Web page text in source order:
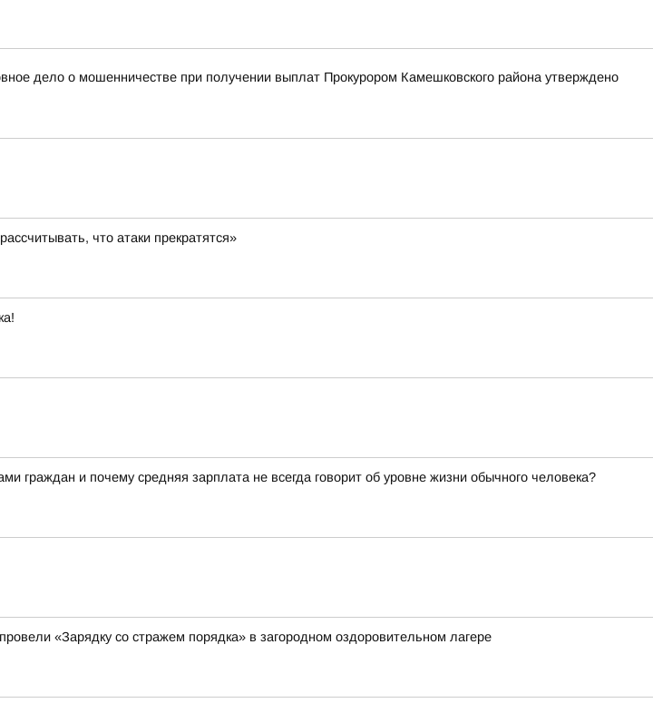
дело о мошенничестве при получении выплат Прокурором Камешковского района утверждено
что атаки прекратятся»
граждан и почему средняя зарплата не всегда говорит об уровне жизни обычного человека?
«Зарядку со стражем порядка» в загородном оздоровительном лагере